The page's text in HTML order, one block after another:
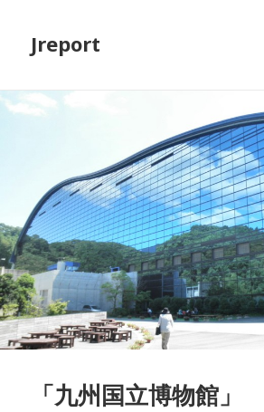
Jreport
「九州国立博物館」